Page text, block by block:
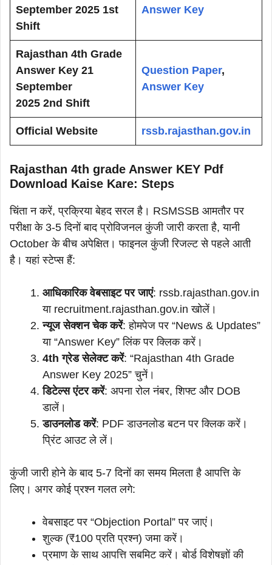
September 2025 1st
Shift
Answer Key
Rajasthan 4th Grade
Answer Key 21
September
2025 2nd Shift
Question Paper,
Answer Key
Official Website rssb.rajasthan.gov.in
Rajasthan 4th grade Answer KEY Pdf
Download Kaise Kare: Steps
चिंता न करें, प्रक्रिया बेहद सरल है। RSMSSB आमतौर पर
परीक्षा के 3-5 दिनों बाद प्रोविजनल कुंजी जारी करता है, यानी
October के बीच अपेक्षित। फाइनल कुंजी रिजल्ट से पहले आती
है। यहां स्टेप्स हैं:
आधिकारिक वेबसाइट पर जाएं: rssb.rajasthan.gov.in
या recruitment.rajasthan.gov.in खोलें।
न्यूज सेक्शन चेक करें: होमपेज पर “News & Updates”
या “Answer Key” लिंक पर क्लिक करें।
4th ग्रेड सेलेक्ट करें: “Rajasthan 4th Grade
Answer Key 2025” चुनें।
डिटेल्स एंटर करें: अपना रोल नंबर, शिफ्ट और DOB
डालें।
डाउनलोड करें: PDF डाउनलोड बटन पर क्लिक करें।
प्रिंट आउट ले लें।
कुंजी जारी होने के बाद 5-7 दिनों का समय मिलता है आपत्ति के
लिए। अगर कोई प्रश्न गलत लगे:
वेबसाइट पर “Objection Portal” पर जाएं।
शुल्क (₹100 प्रति प्रश्न) जमा करें।
प्रमाण के साथ आपत्ति सबमिट करें। बोर्ड विशेषज्ञों की